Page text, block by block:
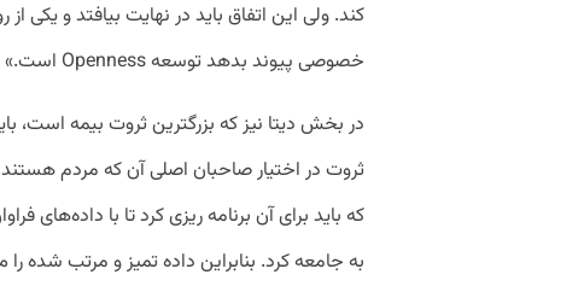
کند. ولی این اتفاق باید در نهایت بیافتد و یکی
خصوصی پیوند بدهد توسعه Openness است.»
در بخش دیتا نیز که بزرگترین ثروت بیمه است،
ثروت در اختیار صاحبان اصلی آن که مردم هستند
که باید برای آن برنامه ریزی کرد تا با داده‌های
به جامعه کرد. بنابراین داده تمیز و مرتب شده